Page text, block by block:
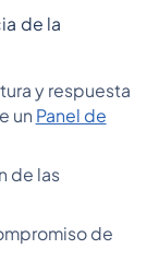
de la
y respuesta
un Panel de
de las
de